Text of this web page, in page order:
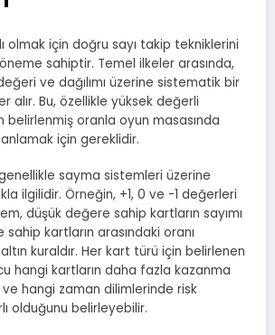
olmak için doğru sayı takip tekniklerini
sahiptir. Temel ilkeler arasında,
ve dağılımı üzerine sistematik bir
alır. Bu, özellikle yüksek değerli
belirlenmiş oranla oyun masasında
için gereklidir.
genellikle sayma sistemleri üzerine
ilgilidir. Örneğin, +1, 0 ve -1 değerleri
düşük değere sahip kartların sayımı
kartların arasındaki oranı
kuraldır. Her kart türü için belirlenen
hangi kartların daha fazla kazanma
ve hangi zaman dilimlerinde risk
olduğunu belirleyebilir.